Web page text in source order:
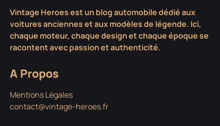
Vintage Heroes est un blog automobile dédié aux
voitures anciennes et aux modèles de légende. Ici,
chaque moteur, chaque design et chaque époque se
racontent avec passion et authenticité.
A Propos
Mentions Légales
contact@vintage-heroes.fr